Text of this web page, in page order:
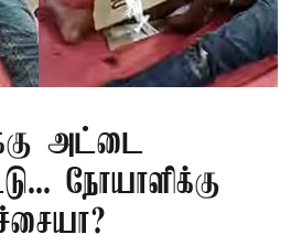
அட்டை
நோயாளிக்கு